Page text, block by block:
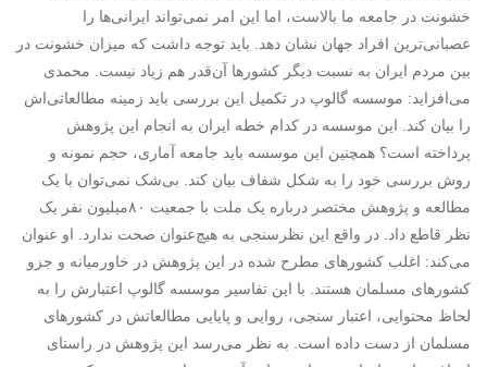
خشونت در جامعه ما بالاست، اما این امر نمی‌تواند ایرانی‌ها را
عصبانی‌ترین افراد جهان نشان دهد. باید توجه داشت که میزان خشونت در
بین مردم ایران به نسبت دیگر کشورها آن‌قدر هم زیاد نیست. محمدی
می‌افزاید: موسسه گالوپ در تکمیل این بررسی باید زمینه مطالعاتی‌اش
را بیان کند. این موسسه در کدام خطه ایران به انجام این پژوهش
پرداخته است؟ همچنین این موسسه باید جامعه آماری، حجم نمونه و
روش بررسی خود را به شکل شفاف بیان کند. بی‌شک نمی‌توان با یک
مطالعه و پژوهش مختصر درباره یک ملت با جمعیت ۸۰‌میلیون نفر یک
نظر قاطع داد. در واقع این نظرسنجی به هیچ‌عنوان صحت ندارد. او عنوان
می‌کند: اغلب کشورهای مطرح شده در این پژوهش در خاورمیانه و جزو
کشورهای مسلمان هستند. با این تفاسیر موسسه گالوپ اعتبارش را به
لحاظ محتوایی، اعتبار سنجی، روایی و پایایی مطالعاتش در کشورهای
مسلمان از دست داده است. به نظر می‌رسد این پژوهش در راستای